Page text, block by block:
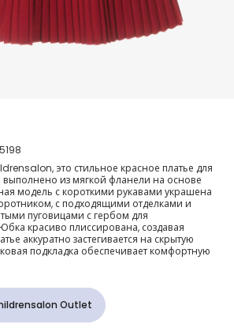
из фланели с синими
это стильное красное платье для
из мягкой фланели на основе
модель с короткими рукавами украшена
с подходящими отделками и
пуговицами с гербом для
красиво плиссирована, создавая
аккуратно застегивается на скрытую
подкладка обеспечивает комфортную
Outlet